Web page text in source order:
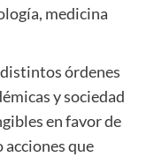
medicina
órdenes
y sociedad
en favor de
que